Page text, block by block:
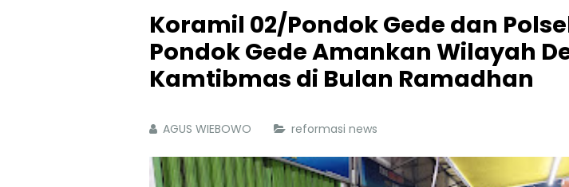
Koramil 02/Pondok Gede dan
Pondok Gede Amankan Wilayah
Kamtibmas di Bulan Ramadhan
AGUS WIEBOWO reformasi news